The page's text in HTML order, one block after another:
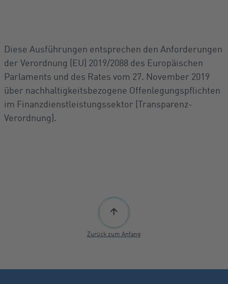
Diese Ausführungen entsprechen den Anforderungen
der Verordnung (EU) 2019/2088 des Europäischen
Parlaments und des Rates vom 27. November 2019
über nachhaltigkeitsbezogene Offenlegungspflichten
im Finanzdienstleistungssektor (Transparenz-
Verordnung).
Zurück zum Anfang